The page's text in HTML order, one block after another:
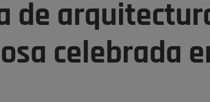
de
celebrada